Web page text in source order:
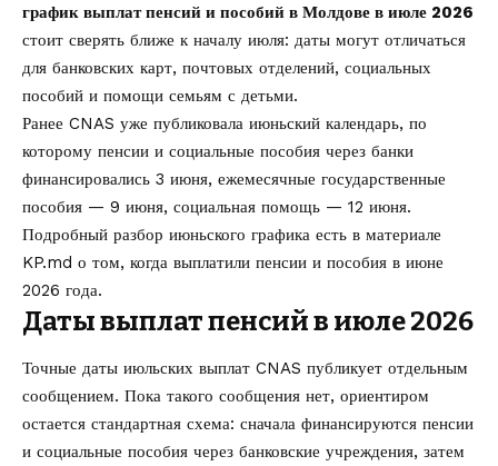
график выплат пенсий и пособий в Молдове в июле 2026
стоит сверять ближе к началу июля: даты могут отличаться
для банковских карт, почтовых отделений, социальных
пособий и помощи семьям с детьми.
Ранее CNAS уже публиковала июньский календарь, по
которому пенсии и социальные пособия через банки
финансировались 3 июня, ежемесячные государственные
пособия — 9 июня, социальная помощь — 12 июня.
Подробный разбор июньского графика есть в материале
KP.md о том, когда выплатили пенсии и пособия в июне
2026 года.
Даты выплат пенсий в июле 2026
Точные даты июльских выплат CNAS публикует отдельным
сообщением. Пока такого сообщения нет, ориентиром
остается стандартная схема: сначала финансируются пенсии
и социальные пособия через банковские учреждения, затем